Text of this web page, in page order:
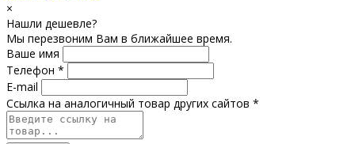
×
Нашли дешевле?
Мы перезвоним Вам в ближайшее время.
Ваше имя
Телефон *
E-mail
Ссылка на аналогичный товар других сайтов *